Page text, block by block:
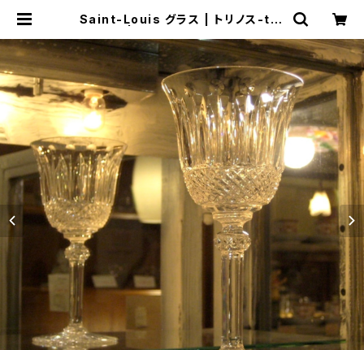
Saint-Louis グラス | トリノス-tor
ショップ・古着